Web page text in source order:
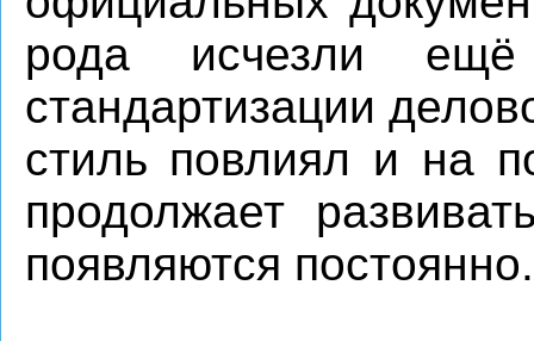
рода исчезли
стандартизации
стиль повлиял и на
продолжает
появляются постоянно.